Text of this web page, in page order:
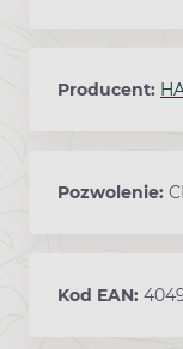
Producent:
Pozwolenie:
Kod EAN: